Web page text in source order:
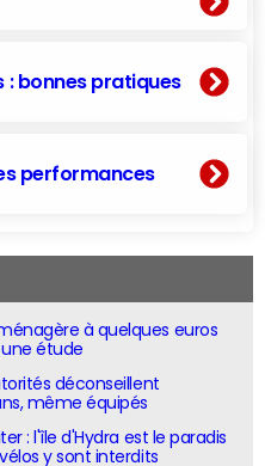
: bonnes pratiques
performances
à quelques euros
une étude
déconseillent
même équipés
: l'île d'Hydra est le paradis
y sont interdits